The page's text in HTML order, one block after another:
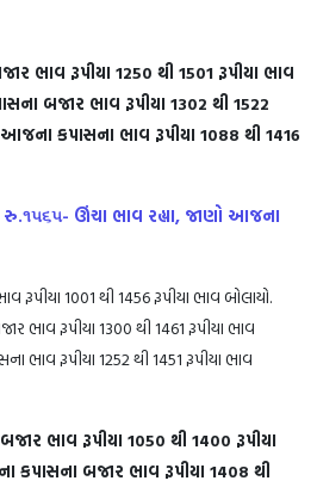
ભાવ રૂપીયા 1250 થી 1501 રૂપીયા ભાવ
બજાર ભાવ રૂપીયા 1302 થી 1522
આજના કપાસના ભાવ રૂપીયા 1088 થી 1416
ઊંચા ભાવ રહ્યા, જાણો આજના
1001 થી 1456 રૂપીયા ભાવ બોલાયો.
ભાવ રૂપીયા 1300 થી 1461 રૂપીયા ભાવ
ભાવ રૂપીયા 1252 થી 1451 રૂપીયા ભાવ
ભાવ રૂપીયા 1050 થી 1400 રૂપીયા
કપાસના બજાર ભાવ રૂપીયા 1408 થી